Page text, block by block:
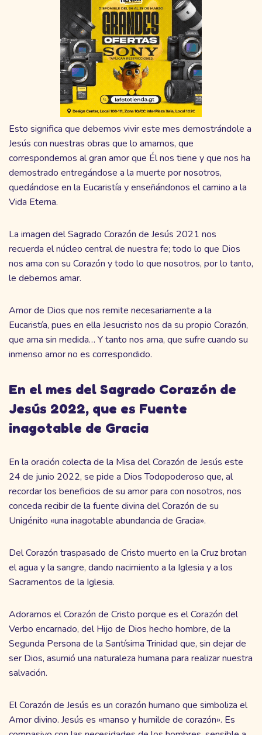
Esto significa que debemos vivir este mes demostrándole a
Jesús con nuestras obras que lo amamos, que
correspondemos al gran amor que Él nos tiene y que nos ha
demostrado entregándose a la muerte por nosotros,
quedándose en la Eucaristía y enseñándonos el camino a la
Vida Eterna.
La imagen del Sagrado Corazón de Jesús 2021 nos
recuerda el núcleo central de nuestra fe; todo lo que Dios
nos ama con su Corazón y todo lo que nosotros, por lo tanto,
le debemos amar.
Amor de Dios que nos remite necesariamente a la
Eucaristía, pues en ella Jesucristo nos da su propio Corazón,
que ama sin medida… Y tanto nos ama, que sufre cuando su
inmenso amor no es correspondido.
En el mes del Sagrado Corazón de
Jesús 2022, que es Fuente
inagotable de Gracia
En la oración colecta de la Misa del Corazón de Jesús este
24 de junio 2022, se pide a Dios Todopoderoso que, al
recordar los beneficios de su amor para con nosotros, nos
conceda recibir de la fuente divina del Corazón de su
Unigénito «una inagotable abundancia de Gracia».
Del Corazón traspasado de Cristo muerto en la Cruz brotan
el agua y la sangre, dando nacimiento a la Iglesia y a los
Sacramentos de la Iglesia.
Adoramos el Corazón de Cristo porque es el Corazón del
Verbo encarnado, del Hijo de Dios hecho hombre, de la
Segunda Persona de la Santísima Trinidad que, sin dejar de
ser Dios, asumió una naturaleza humana para realizar nuestra
salvación.
El Corazón de Jesús es un corazón humano que simboliza el
Amor divino. Jesús es «manso y humilde de corazón». Es